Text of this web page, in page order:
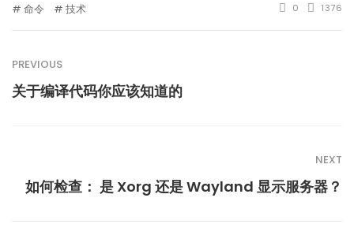
命令 技术 0 1376
PREVIOUS
关于编译代码你应该知道的
NEXT
如何检查： 是 Xorg 还是 Wayland 显示服务器？